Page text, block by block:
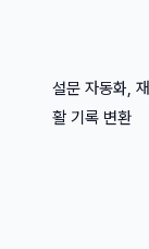
설문 자동화, 재
활 기록 변환